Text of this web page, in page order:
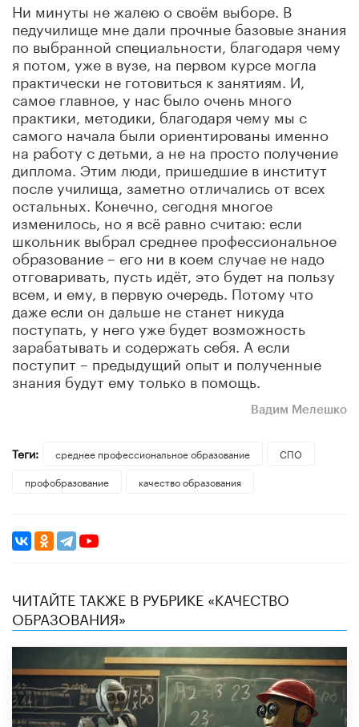
Ни минуты не жалею о своём выборе. В
педучилище мне дали прочные базовые знания
по выбранной специальности, благодаря чему
я потом, уже в вузе, на первом курсе могла
практически не готовиться к занятиям. И,
самое главное, у нас было очень много
практики, методики, благодаря чему мы с
самого начала были ориентированы именно
на работу с детьми, а не на просто получение
диплома. Этим люди, пришедшие в институт
после училища, заметно отличались от всех
остальных. Конечно, сегодня многое
изменилось, но я всё равно считаю: если
школьник выбрал среднее профессиональное
образование – его ни в коем случае не надо
отговаривать, пусть идёт, это будет на пользу
всем, и ему, в первую очередь. Потому что
даже если он дальше не станет никуда
поступать, у него уже будет возможность
зарабатывать и содержать себя. А если
поступит – предыдущий опыт и полученные
знания будут ему только в помощь.
Вадим Мелешко
Теги: среднее профессиональное образование
СПО
профобразование
качество образования
ЧИТАЙТЕ ТАКЖЕ В РУБРИКЕ «КАЧЕСТВО
ОБРАЗОВАНИЯ»